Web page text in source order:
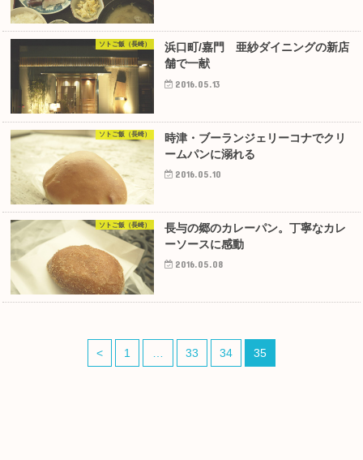
ソトご飯（長崎）
浜口町/嘉門 亜紗ダイニングの新店
舗で一献
2016.05.13
ソトご飯（長崎）
時津・ブーランジェリーコナでクリ
ームパンに溺れる
2016.05.10
ソトご飯（長崎）
長与の郷のカレーパン。丁寧なカレ
ーソースに感動
2016.05.08
< 1 … 33 34 35